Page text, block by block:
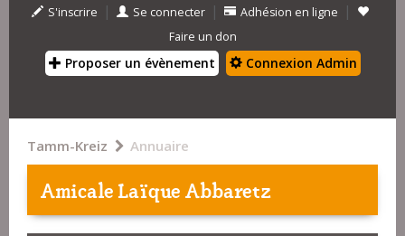
S'inscrire | Se connecter | Adhésion en ligne |
Faire un don
Proposer un évènement Connexion Admin
Tamm-Kreiz Annuaire
Amicale Laïque Abbaretz